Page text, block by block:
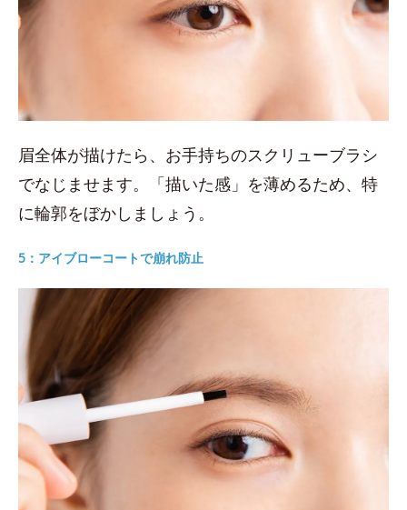
眉全体が描けたら、お手持ちのスクリューブラシ
でなじませます。「描いた感」を薄めるため、特
に輪郭をぼかしましょう。
5：アイブローコートで崩れ防止